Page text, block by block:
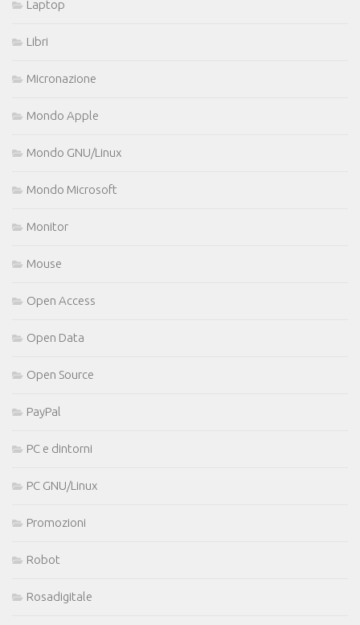
Laptop
Libri
Micronazione
Mondo Apple
Mondo GNU/Linux
Mondo Microsoft
Monitor
Mouse
Open Access
Open Data
Open Source
PayPal
PC e dintorni
PC GNU/Linux
Promozioni
Robot
Rosadigitale